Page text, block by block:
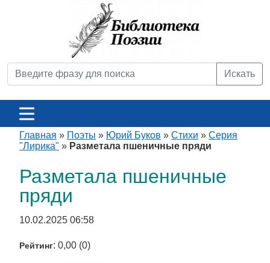
Искать
Главная » Поэты » Юрий Буков » Стихи » Серия
"Лирика" » Разметала пшеничные пряди
Разметала пшеничные
пряди
10.02.2025 06:58
Рейтинг: 0,00 (0)